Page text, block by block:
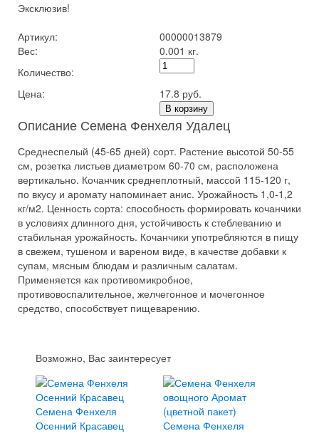
Эксклюзив!
Артикул:
00000013879
Вес:
0.001 кг.
Количество:
Цена:
17.8 руб.
В корзину
Описание Семена Фенхеля Удалец
Среднеспелый (45-65 дней) сорт. Растение высотой 50-55
см, розетка листьев диаметром 60-70 см, расположена
вертикально. Кочанчик среднеплотный, массой 115-120 г,
по вкусу и аромату напоминает анис. Урожайность 1,0-1,2
кг/м2. Ценность сорта: способность формировать кочанчики
в условиях длинного дня, устойчивость к стеблеванию и
стабильная урожайность. Кочанчики употребляются в пищу
в свежем, тушеном и вареном виде, в качестве добавки к
супам, мясным блюдам и различным салатам.
Применяется как противомикробное,
противовоспалительное, желчегонное и мочегонное
средство, способствует пищеварению.
Возможно, Вас заинтересует
Семена Фенхеля
Осенний Красавец
Семена Фенхеля